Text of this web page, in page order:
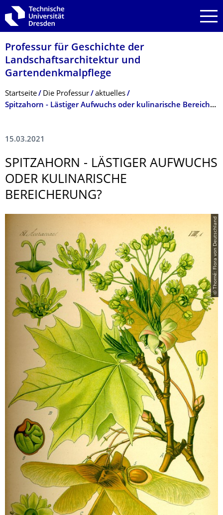
Zur Hauptnavigation springen
Zur Suche springen
Zum Inhalt springen
Professur für Geschichte der
Landschaftsarchi­tektur und
Gartendenkmalpfle­ge
Breadcrumb-Menü
Startseite Die Professur
aktuelles
Spitzahorn - Lästiger Aufwuchs oder kulinarische Bereicherung?
15.03.2021
SPITZAHORN - LÄSTIGER AUFWUCHS
ODER KULINARISCHE
BEREICHERUNG?
© Thomé: Flora von Deutschland